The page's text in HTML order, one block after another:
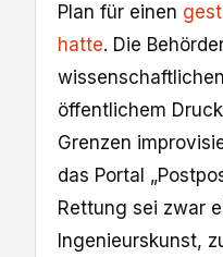
Plan für einen
hatte. Die
öffentlichem
Grenzen
das Portal
Rettung sei zwar
Ingenieurskunst,